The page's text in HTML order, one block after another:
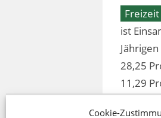
Cookie-
Freizeit
ist
28,25
11,29